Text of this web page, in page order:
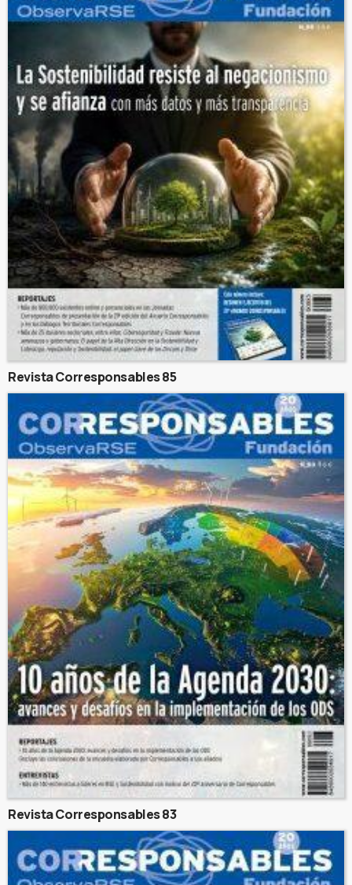
Revista Corresponsables 85
Revista Corresponsables 83